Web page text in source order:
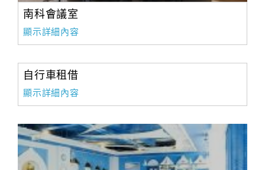
南科會議室
顯示詳細內容
自行車租借
顯示詳細內容